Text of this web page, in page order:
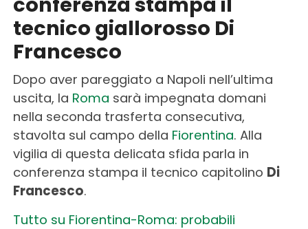
tecnico giallorosso Di
Francesco
Dopo aver pareggiato a Napoli nell’ultima
uscita, la Roma sarà impegnata domani
nella seconda trasferta consecutiva,
stavolta sul campo della Fiorentina. Alla
vigilia di questa delicata sfida parla in
conferenza stampa il tecnico capitolino Di
Francesco.
Tutto su Fiorentina-Roma: probabili